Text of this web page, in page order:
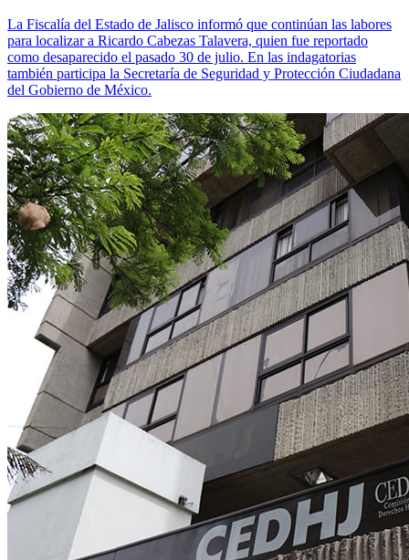
La Fiscalía del Estado de Jalisco informó que continúan las labores
para localizar a Ricardo Cabezas Talavera, quien fue reportado
como desaparecido el pasado 30 de julio. En las indagatorias
también participa la Secretaría de Seguridad y Protección Ciudadana
del Gobierno de México.